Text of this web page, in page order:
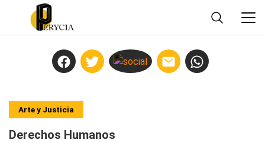
Arte y Justicia
Derechos Humanos